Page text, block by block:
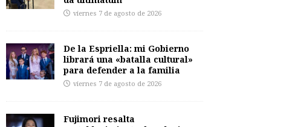
viernes 7 de agosto de 2026
De la Espriella: mi Gobierno
librará una «batalla cultural»
para defender a la familia
viernes 7 de agosto de 2026
Fujimori resalta